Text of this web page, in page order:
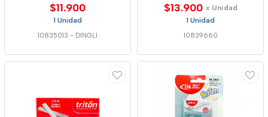
$11.900
1 Unidad
10835013 - DINGLI
$13.900 x Unidad
1 Unidad
10839660